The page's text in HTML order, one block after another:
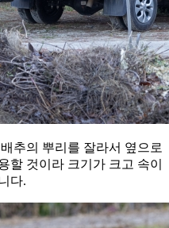
추의 뿌리를 잘라서 옆으로
할 것이라 크기가 크고 속이
다.